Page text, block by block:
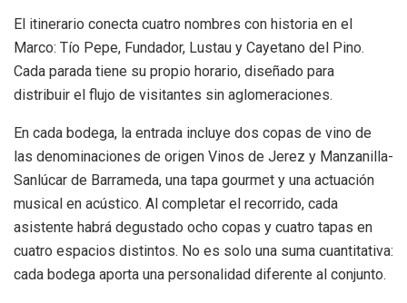
El itinerario conecta cuatro nombres con historia en el
Marco: Tío Pepe, Fundador, Lustau y Cayetano del Pino.
Cada parada tiene su propio horario, diseñado para
distribuir el flujo de visitantes sin aglomeraciones.
En cada bodega, la entrada incluye dos copas de vino de
las denominaciones de origen Vinos de Jerez y Manzanilla-
Sanlúcar de Barrameda, una tapa gourmet y una actuación
musical en acústico. Al completar el recorrido, cada
asistente habrá degustado ocho copas y cuatro tapas en
cuatro espacios distintos. No es solo una suma cuantitativa:
cada bodega aporta una personalidad diferente al conjunto.